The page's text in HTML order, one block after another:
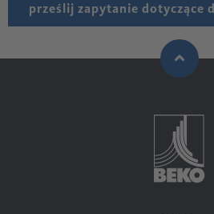
prześlij zapytanie dotyczące